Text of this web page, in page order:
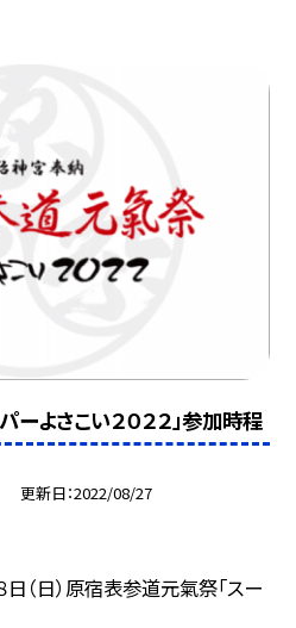
よさこい２０２２」参加時程
更新日 2022/08/27
日（日）原宿表参道元氣祭「スー